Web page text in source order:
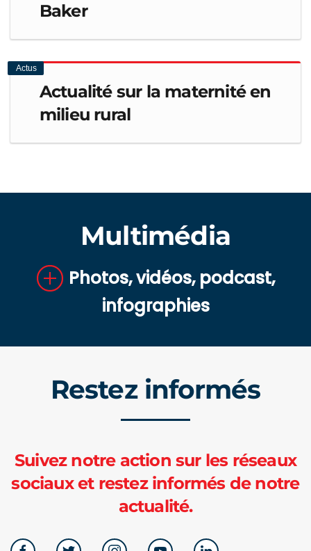
Baker
Actus
Actualité sur la maternité en
milieu rural
Multimédia
Photos, vidéos, podcast,
infographies
Restez informés
Suivez notre action sur les réseaux
sociaux et restez informés de notre
actualité.